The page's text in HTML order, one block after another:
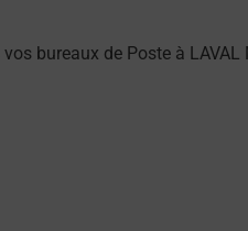
bureaux de Poste à LAVAL